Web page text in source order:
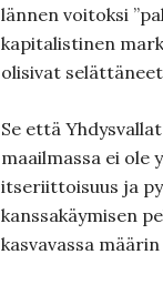
lännen voitoksi
kapitalistinen
olisivat
Se että
maailmassa ei ole
itseriittoisuus ja
kanssakäymisen
kasvavassa